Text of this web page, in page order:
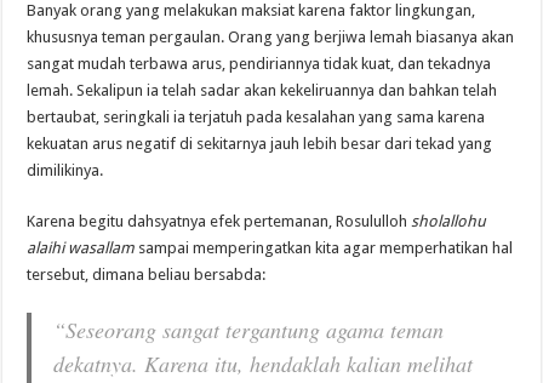
Banyak orang yang melakukan maksiat karena faktor lingkungan,
khususnya teman pergaulan. Orang yang berjiwa lemah biasanya akan
sangat mudah terbawa arus, pendiriannya tidak kuat, dan tekadnya
lemah. Sekalipun ia telah sadar akan kekeliruannya dan bahkan telah
bertaubat, seringkali ia terjatuh pada kesalahan yang sama karena
kekuatan arus negatif di sekitarnya jauh lebih besar dari tekad yang
dimilikinya.
Karena begitu dahsyatnya efek pertemanan, Rosulullohsholallohu
alaihi wasallam sampai memperingatkan kita agar memperhatikan hal
tersebut, dimana beliau bersabda:
“Seseorang sangat tergantung agama teman
dekatnya. Karena itu, hendaklah kalian melihat